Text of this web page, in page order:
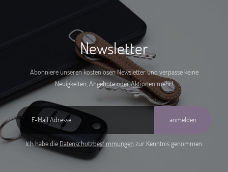
Newsletter
Abonniere unseren kostenlosen Newsletter und verpasse keine
Neuigkeiten, Angebote oder Aktionen mehr!
anmelden
Ich habe die Datenschutzbestimmungen zur Kenntnis genommen.